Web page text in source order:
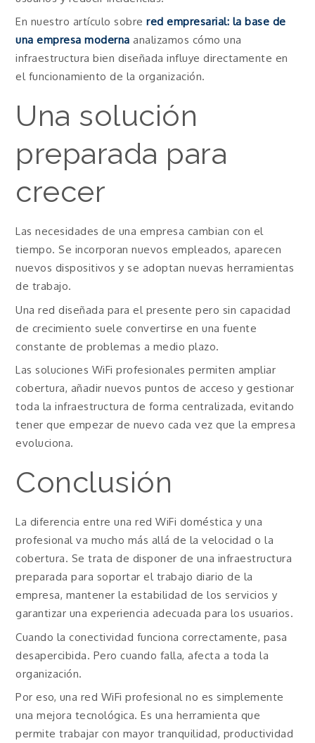
En nuestro artículo sobrered empresarial: la base de
una empresa moderna analizamos cómo una
infraestructura bien diseñada influye directamente en
el funcionamiento de la organización.
Una solución
preparada para
crecer
Las necesidades de una empresa cambian con el
tiempo. Se incorporan nuevos empleados, aparecen
nuevos dispositivos y se adoptan nuevas herramientas
de trabajo.
Una red diseñada para el presente pero sin capacidad
de crecimiento suele convertirse en una fuente
constante de problemas a medio plazo.
Las soluciones WiFi profesionales permiten ampliar
cobertura, añadir nuevos puntos de acceso y gestionar
toda la infraestructura de forma centralizada, evitando
tener que empezar de nuevo cada vez que la empresa
evoluciona.
Conclusión
La diferencia entre una red WiFi doméstica y una
profesional va mucho más allá de la velocidad o la
cobertura. Se trata de disponer de una infraestructura
preparada para soportar el trabajo diario de la
empresa, mantener la estabilidad de los servicios y
garantizar una experiencia adecuada para los usuarios.
Cuando la conectividad funciona correctamente, pasa
desapercibida. Pero cuando falla, afecta a toda la
organización.
Por eso, una red WiFi profesional no es simplemente
una mejora tecnológica. Es una herramienta que
permite trabajar con mayor tranquilidad, productividad